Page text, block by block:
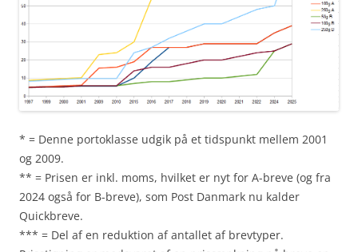
* = Denne portoklasse udgik på et tidspunkt mellem 2001
og 2009.
** = Prisen er inkl. moms, hvilket er nyt for A-breve (og fra
2024 også for B-breve), som Post Danmark nu kalder
Quickbreve.
*** = Del af en reduktion af antallet af brevtyper.